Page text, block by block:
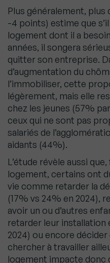
Plus généralement, plus
-4 points) estime que
logement dont il a
années, il songera
quitter son entreprise.
d’augmentation du
l’immobiliser, cette
légèrement, mais elle
chez les jeunes (57%
ceux qui ne sont pas
salariés de
aidants (44%).
L’étude révèle aussi que,
logement, certains ont
vie comme retarder la
(17% vs 24% en 2024),
avoir un ou d’autres
retarder leur installation
2024) ou encore
chercher à travailler
logement impacte donc